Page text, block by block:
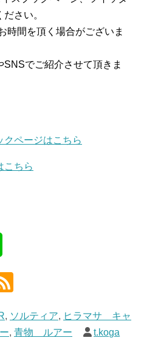
さい。
時間を頂く場合がございま
でご紹介させて頂きま
クページはこちら
こちら
, ソルティア, ヒラマサ キャ
, 青物 ルアー t.koga